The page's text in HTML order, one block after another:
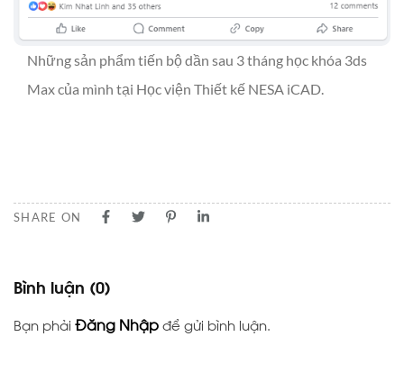
Những sản phẩm tiến bộ dần sau 3 tháng học khóa 3ds
Max của mình tại Học viện Thiết kế NESA iCAD.
SHARE ON
Bình luận (0)
Bạn phải Đăng Nhậpđể gửi bình luận.